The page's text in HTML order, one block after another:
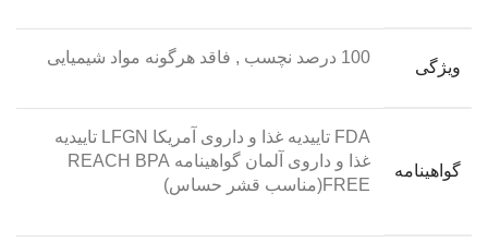
ویژگی
100 درصد نچسب , فاقد هرگونه مواد شیمیایی
گواهینامه
FDA تاییدیه غذا و داروی آمریکا LFGN تاییدیه
غذا و داروی آلمان گواهینامه REACH BPA
FREE(مناسب قشر حساس)